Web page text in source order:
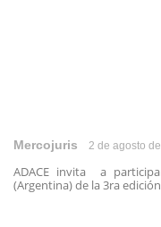
Mercojuris 2 de agosto
ADACE invita a
(Argentina) de la 3ra